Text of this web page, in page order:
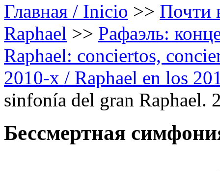
Главная / Inicio >> Почти
Raphael >> Рафаэль:
Raphael: conciertos,
2010-х / Raphael en los
sinfonía del gran Raphael.
Бессмертная